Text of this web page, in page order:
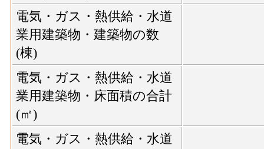
電気・ガス・熱供給・水道
業用建築物・建築物の数
(棟)
電気・ガス・熱供給・水道
業用建築物・床面積の合計
(㎡)
電気・ガス・熱供給・水道